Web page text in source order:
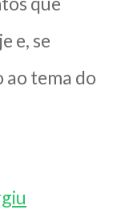
e, se
tema do